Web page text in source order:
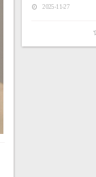
2025-11-27